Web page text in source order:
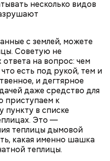
несколько видов
с землей, можете
Советую не
ответа на вопрос: чем
есть под рукой, тем и
и дегтярное
даже средство для
приступаем к
в списке
Это —
теплицы дымовой
какая именно шашка
теплицы.
Кондрахин назвал
и напитки, которые
токсины из организма
лучше не есть:
сосуды и защищает от
полезен кресс-салат